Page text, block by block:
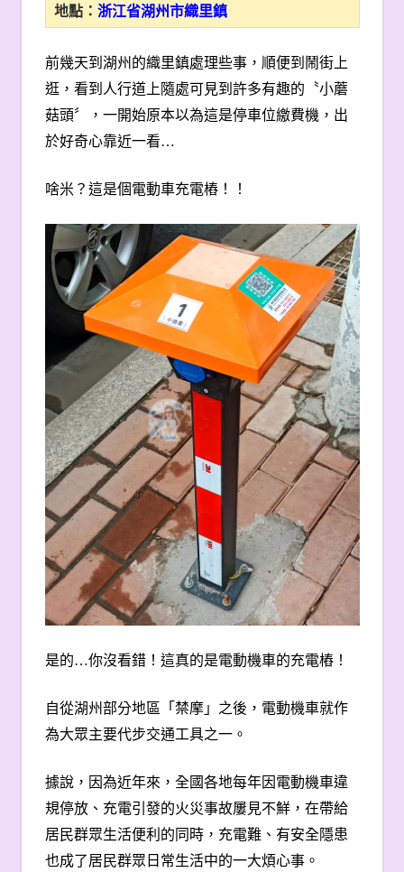
地點：浙江省湖州市織里鎮
前幾天到湖州的織里鎮處理些事，順便到鬧街上
逛，看到人行道上隨處可見到許多有趣的〝小蘑
菇頭〞，一開始原本以為這是停車位繳費機，出
於好奇心靠近一看…
啥米？這是個電動車充電樁！！
是的…你沒看錯！這真的是電動機車的充電樁！
自從湖州部分地區「禁摩」之後，電動機車就作
為大眾主要代步交通工具之一。
據說，因為近年來，全國各地每年因電動機車違
規停放、充電引發的火災事故屢見不鮮，在帶給
居民群眾生活便利的同時，充電難、有安全隱患
也成了居民群眾日常生活中的一大煩心事。